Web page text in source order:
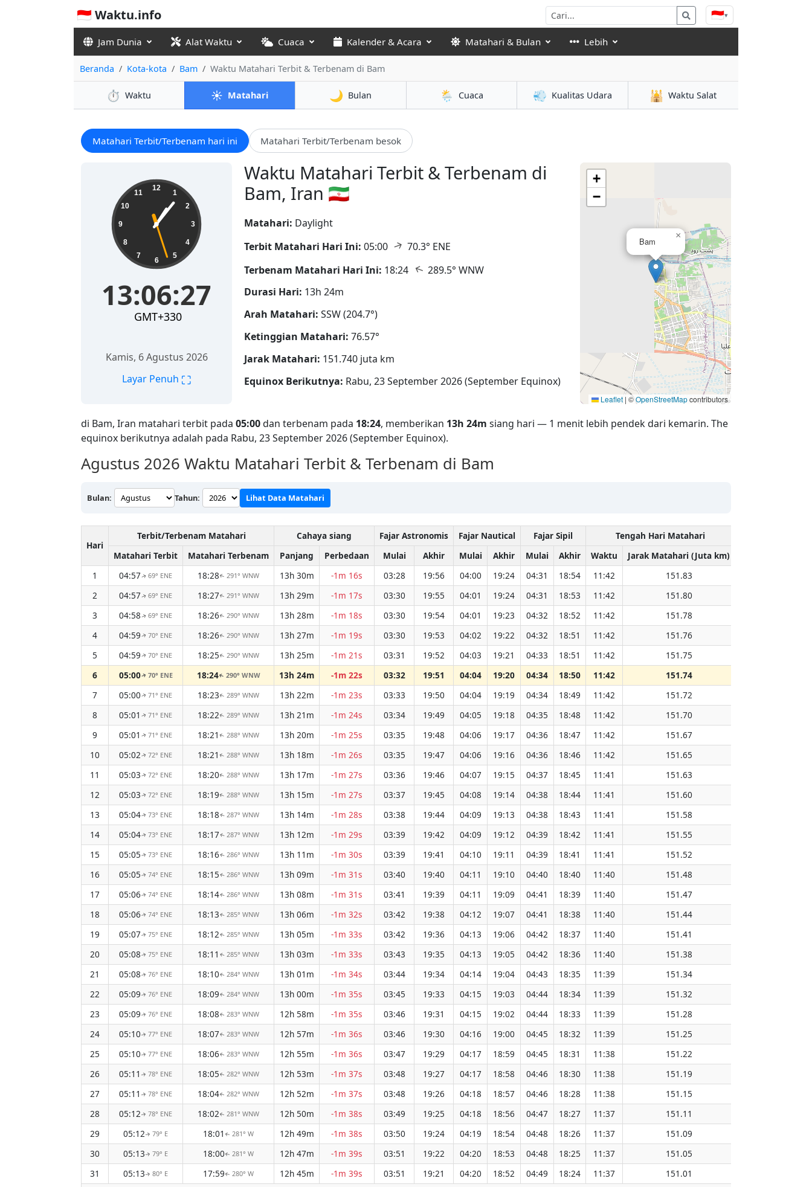
🇮🇩 Waktu.info 🇮🇩▾
Jam Dunia Alat Waktu Cuaca Kalender & Acara Matahari & Bulan Lebih
Beranda Kota-kota Bam Waktu Matahari Terbit & Terbenam di Bam
⏱️ Waktu ☀️ Matahari 🌙 Bulan 🌦️ Cuaca 💨 Kualitas Udara 🕌 Waktu Salat
Matahari Terbit/Terbenam hari ini Matahari Terbit/Terbenam besok
Waktu Matahari Terbit & Terbenam di
Bam, Iran 🇮🇷
13:06:28 12
1
2
3
4
5
6
7
8
9
10
11
13:06:28
GMT+330
Kamis, 6 Agustus 2026
Layar Penuh ⛶
Matahari: Daylight
Terbit Matahari Hari Ini: 05:00 ↑ 70.3° ENE
Terbenam Matahari Hari Ini: 18:24 ↑ 289.5° WNW
Durasi Hari: 13h 24m
Arah Matahari: SSW (204.7°)
Ketinggian Matahari: 76.57°
Jarak Matahari: 151.740 juta km
Equinox Berikutnya: Rabu, 23 September 2026 (September Equinox)
Bam
×
+
−
Leaflet | ©OpenStreetMapcontributors
di Bam, Iran matahari terbit pada 05:00dan terbenam pada 18:24, memberikan 13h 24m siang hari — 1 menit lebih pendek dari kemarin. The
equinox berikutnya adalah pada Rabu, 23 September 2026 (September Equinox).
Agustus 2026 Waktu Matahari Terbit & Terbenam di Bam
Bulan: Tahun: Lihat Data Matahari
Hari
Terbit/Terbenam Matahari Cahaya siang Fajar Astronomis Fajar Nautical Fajar Sipil
Tengah Hari Matahari
Matahari Terbit
Matahari Terbenam Panjang Perbedaan Mulai Akhir Mulai Akhir Mulai Akhir Waktu
Jarak Matahari (Juta km)
1
04:57↑69° ENE 18:28↑ 291° WNW 13h 30m -1m 16s 03:28 19:56 04:00 19:24 04:31 18:54 11:42
151.83
2
04:57↑69° ENE 18:27↑ 291° WNW 13h 29m -1m 17s 03:30 19:55 04:01 19:24 04:31 18:53 11:42
151.80
3
04:58↑69° ENE 18:26↑ 290° WNW 13h 28m -1m 18s 03:30 19:54 04:01 19:23 04:32 18:52 11:42
151.78
4
04:59↑70° ENE 18:26↑ 290° WNW 13h 27m -1m 19s 03:30 19:53 04:02 19:22 04:32 18:51 11:42
151.76
5
04:59↑70° ENE 18:25↑ 290° WNW 13h 25m -1m 21s 03:31 19:52 04:03 19:21 04:33 18:51 11:42
151.75
6
05:00↑ 70° ENE 18:24↑ 290° WNW 13h 24m -1m 22s 03:32 19:51 04:04 19:20 04:34 18:50 11:42
151.74
7
05:00↑71° ENE 18:23↑ 289° WNW 13h 22m -1m 23s 03:33 19:50 04:04 19:19 04:34 18:49 11:42
151.72
8
05:01 ↑71° ENE 18:22↑ 289° WNW 13h 21m -1m 24s 03:34 19:49 04:05 19:18 04:35 18:48 11:42
151.70
9
05:01 ↑71° ENE 18:21 ↑ 288° WNW 13h 20m -1m 25s 03:35 19:48 04:06 19:17 04:36 18:47 11:42
151.67
10
05:02↑72° ENE 18:21 ↑ 288° WNW 13h 18m -1m 26s 03:35 19:47 04:06 19:16 04:36 18:46 11:42
151.65
11
05:03↑72° ENE 18:20↑ 288° WNW 13h 17m -1m 27s 03:36 19:46 04:07 19:15 04:37 18:45 11:41
151.63
12
05:03↑72° ENE 18:19↑ 288° WNW 13h 15m -1m 27s 03:37 19:45 04:08 19:14 04:38 18:44 11:41
151.60
13
05:04↑73° ENE 18:18↑ 287° WNW 13h 14m -1m 28s 03:38 19:44 04:09 19:13 04:38 18:43 11:41
151.58
14
05:04↑73° ENE 18:17↑ 287° WNW 13h 12m -1m 29s 03:39 19:42 04:09 19:12 04:39 18:42 11:41
151.55
15
05:05↑73° ENE 18:16↑ 286° WNW 13h 11m -1m 30s 03:39 19:41 04:10 19:11 04:39 18:41 11:41
151.52
16
05:05↑ 74° ENE 18:15↑ 286° WNW 13h 09m -1m 31s 03:40 19:40 04:11 19:10 04:40 18:40 11:40
151.48
17
05:06↑ 74° ENE 18:14↑ 286° WNW 13h 08m -1m 31s 03:41 19:39 04:11 19:09 04:41 18:39 11:40
151.47
18
05:06↑ 74° ENE 18:13↑ 285° WNW 13h 06m -1m 32s 03:42 19:38 04:12 19:07 04:41 18:38 11:40
151.44
19
05:07↑ 75° ENE 18:12↑ 285° WNW 13h 05m -1m 33s 03:42 19:36 04:13 19:06 04:42 18:37 11:40
151.41
20
05:08↑ 75° ENE 18:11 ↑ 285° WNW 13h 03m -1m 33s 03:43 19:35 04:13 19:05 04:42 18:36 11:40
151.38
21
05:08↑ 76° ENE 18:10↑ 284° WNW 13h 01m -1m 34s 03:44 19:34 04:14 19:04 04:43 18:35 11:39
151.34
22
05:09↑ 76° ENE 18:09↑ 284° WNW 13h 00m -1m 35s 03:45 19:33 04:15 19:03 04:44 18:34 11:39
151.32
23
05:09↑ 76° ENE 18:08↑ 283° WNW 12h 58m -1m 35s 03:46 19:31 04:15 19:02 04:44 18:33 11:39
151.28
24
05:10↑ 77° ENE 18:07↑ 283° WNW 12h 57m -1m 36s 03:46 19:30 04:16 19:00 04:45 18:32 11:39
151.25
25
05:10↑ 77° ENE 18:06↑ 283° WNW 12h 55m -1m 36s 03:47 19:29 04:17 18:59 04:45 18:31 11:38
151.22
26
05:11 ↑ 78° ENE 18:05↑ 282° WNW 12h 53m -1m 37s 03:48 19:27 04:17 18:58 04:46 18:30 11:38
151.19
27
05:11 ↑ 78° ENE 18:04↑ 282° WNW 12h 52m -1m 37s 03:48 19:26 04:18 18:57 04:46 18:28 11:38
151.15
28
05:12↑ 78° ENE 18:02↑ 281° WNW 12h 50m -1m 38s 03:49 19:25 04:18 18:56 04:47 18:27 11:37
151.11
29
05:12↑ 79° E 18:01 ↑ 281° W 12h 49m -1m 38s 03:50 19:24 04:19 18:54 04:48 18:26 11:37
151.09
30
05:13↑ 79° E 18:00↑ 281° W 12h 47m -1m 39s 03:51 19:22 04:20 18:53 04:48 18:25 11:37
151.05
31
05:13↑ 80° E 17:59↑ 280° W 12h 45m -1m 39s 03:51 19:21 04:20 18:52 04:49 18:24 11:37 151.01